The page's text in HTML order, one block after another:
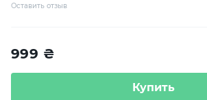
Оставить отзыв
999 ₴
Купить